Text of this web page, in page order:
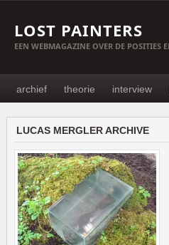
LOST PAINTERS
EEN WEBMAGAZINE OVER DE POSITIES
archief theorie interview
LUCAS MERGLER ARCHIVE